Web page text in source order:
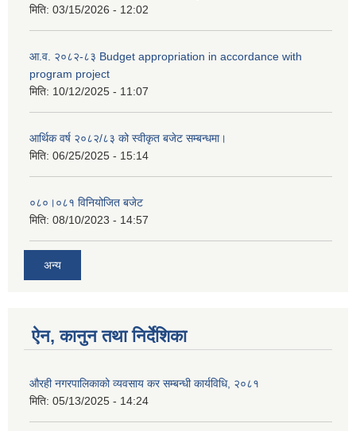
मिति: 03/15/2026 - 12:02
आ.व. २०८२-८३ Budget appropriation in accordance with
program project
मिति: 10/12/2025 - 11:07
आर्थिक वर्ष २०८२/८३ को स्वीकृत बजेट सम्बन्धमा।
मिति: 06/25/2025 - 15:14
०८०।०८१ विनियोजित बजेट
मिति: 08/10/2023 - 14:57
अन्य
ऐन, कानुन तथा निर्देशिका
औरही नगरपालिकाको व्यवसाय कर सम्बन्धी कार्यविधि, २०८१
मिति: 05/13/2025 - 14:24